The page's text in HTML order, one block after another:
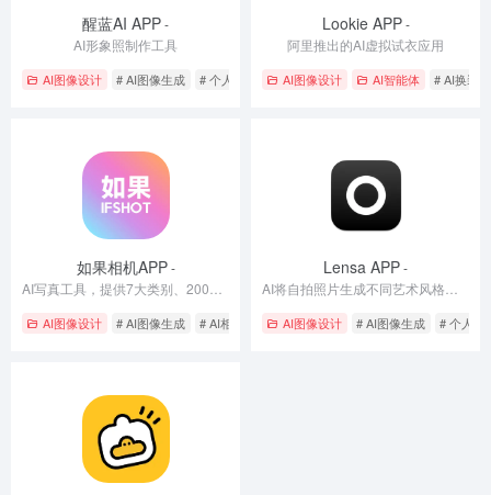
醒蓝AI APP-
AI形象照制作工具
AI图像设计 # AI图像生成 # 个人写真 # 智能抠图
Lookie APP-
阿里推出的AI虚拟试衣应用
AI图像设计 AI智能体 # AI换装
如果相机APP-
AI图像设计 # AI图像生成 # AI相机 # 个人写真
Lensa APP-
AI图像设计 # AI图像生成 # 个人写